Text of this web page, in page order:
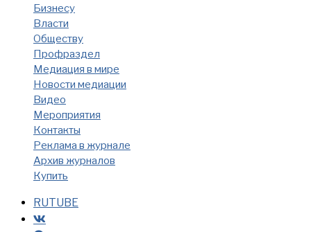
Бизнесу
Власти
Обществу
Профраздел
Медиация в мире
Новости медиации
Видео
Мероприятия
Контакты
Реклама в журнале
Архив журналов
Купить
RUTUBE